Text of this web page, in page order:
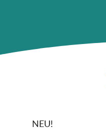
NEU!